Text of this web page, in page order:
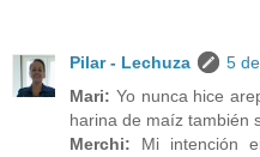
Pilar - Lechuza
5
Mari: Yo nunca hice
harina de maíz también
Merchi: Mi intención